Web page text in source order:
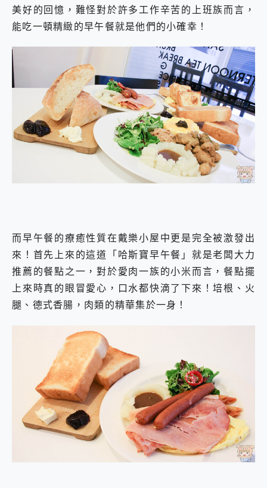
美好的回憶，難怪對於許多工作辛苦的上班族而言，
能吃一頓精緻的早午餐就是他們的小確幸！
而早午餐的療癒性質在戴樂小屋中更是完全被激發出
來！首先上來的這道「哈斯寶早午餐」就是老闆大力
推薦的餐點之一，對於愛肉一族的小米而言，餐點擺
上來時真的眼冒愛心，口水都快滴了下來！培根、火
腿、德式香腸，肉類的精華集於一身！